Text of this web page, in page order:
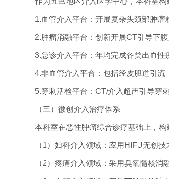
1.血管介入平台：开展复杂头颈部肿瘤
2.肿瘤消融平台：创新开展CT引导下腹
3.急诊介入平台：年均完成各类出血性
4.非血管介入平台：包括经皮胆道引
5.穿刺活检平台：CT/介入超声引导穿
（三）微创介入治疗体系
本科室在恶性肿瘤综合诊疗基础上，
（1）妇科介入领域：应用HIFU无创
（2）疼痛介入领域：采用臭氧髓核消